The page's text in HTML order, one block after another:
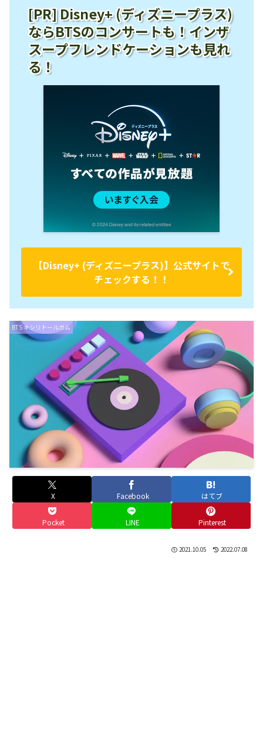
[PR] Disney+ (ディズニープラス)
ならBTSのコンサートも！インザ
スープフレンドケーションも見れ
る！
【Disney+ (ディズニープラス)】公式サイトで
チェックする！！
BTS キシリトールガム
X Facebook はてブ
Pocket LINE Pinterest
2021.10.05 2022.07.08